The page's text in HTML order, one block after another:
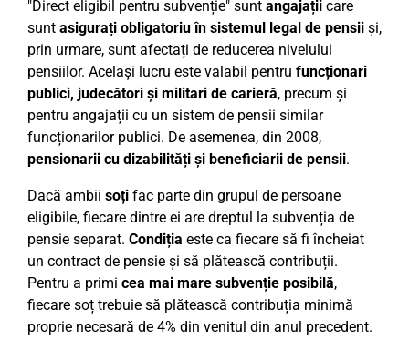
"Direct eligibil pentru subvenție" sunt angajații care
sunt asigurați obligatoriu în sistemul legal de pensii și,
prin urmare, sunt afectați de reducerea nivelului
pensiilor. Același lucru este valabil pentru funcționari
publici, judecători și militari de carieră, precum și
pentru angajații cu un sistem de pensii similar
funcționarilor publici. De asemenea, din 2008,
pensionarii cu dizabilități și beneficiarii de pensii.
Dacă ambii soți fac parte din grupul de persoane
eligibile, fiecare dintre ei are dreptul la subvenția de
pensie separat. Condiția este ca fiecare să fi încheiat
un contract de pensie și să plătească contribuții.
Pentru a primi cea mai mare subvenție posibilă,
fiecare soț trebuie să plătească contribuția minimă
proprie necesară de 4% din venitul din anul precedent.